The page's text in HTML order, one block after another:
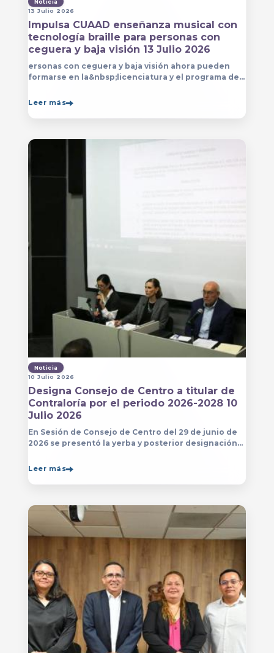
Noticia
13 Julio 2026
Impulsa CUAAD enseñanza musical con
tecnología braille para personas con
ceguera y baja visión 13 Julio 2026
ersonas con ceguera y baja visión ahora pueden
formarse en la&nbsp;licenciatura y el programa de
el&nbsp;
Leer más
Noticia
10 Julio 2026
Designa Consejo de Centro a titular de
Contraloría por el periodo 2026-2028 10
Julio 2026
En Sesión de Consejo de Centro del 29 de junio de
2026 se presentó la yerba y posterior designación
del Centro Universitario de Arte, Arquitectura
Leer más